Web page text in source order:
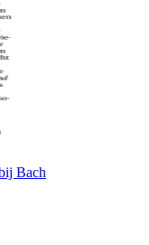
Bach